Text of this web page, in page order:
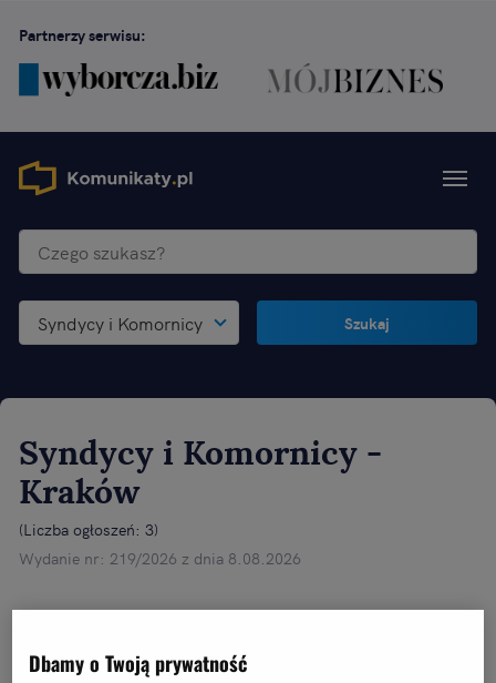
Partnerzy serwisu:
Syndycy i Komornicy Szukaj
Syndycy i Komornicy -
Kraków
(Liczba ogłoszeń: 3)
Wydanie nr: 219/2026 z dnia 8.08.2026
Dbamy o Twoją prywatność